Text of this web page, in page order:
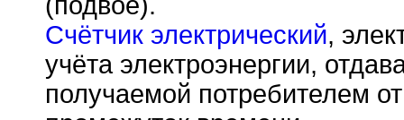
Счётчик электрический,
учёта электроэнергии,
получаемой потребителем